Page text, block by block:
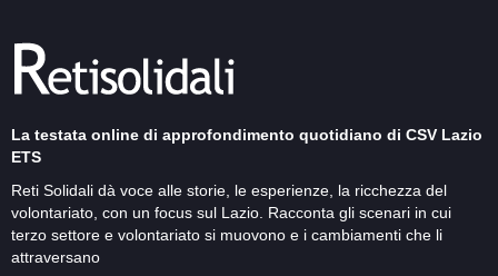
La testata online di approfondimento quotidiano di CSV Lazio
ETS
Reti Solidali dà voce alle storie, le esperienze, la ricchezza del
volontariato, con un focus sul Lazio. Racconta gli scenari in cui
terzo settore e volontariato si muovono e i cambiamenti che li
attraversano